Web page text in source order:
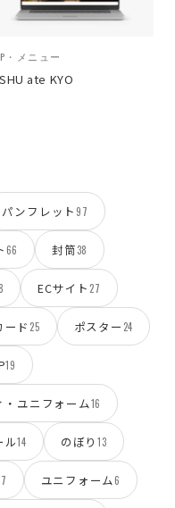
・メニュー
ate KYO
パンフレット 97
66 封筒38
ECサイト 27
ード 25 ポスター 24
19
・ユニフォーム16
ル14 のぼり 13
7 ユニフォーム6